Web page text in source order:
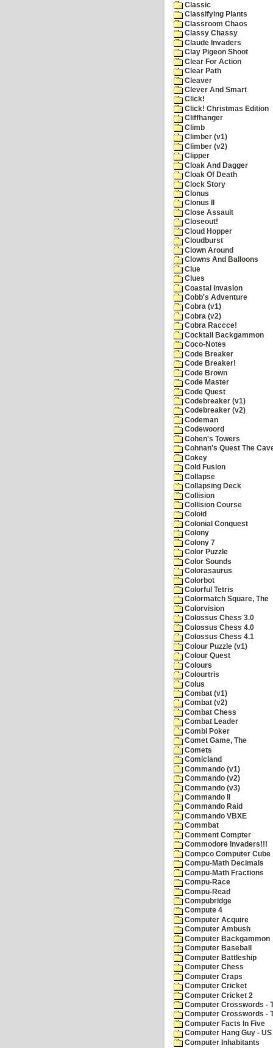
Classic
Classifying Plants
Classroom Chaos
Classy Chassy
Claude Invaders
Clay Pigeon Shoot
Clear For Action
Clear Path
Cleaver
Clever And Smart
Click!
Click! Christmas Edition
Cliffhanger
Climb
Climber (v1)
Climber (v2)
Clipper
Cloak And Dagger
Cloak Of Death
Clock Story
Clonus
Clonus II
Close Assault
Closeout!
Cloud Hopper
Cloudburst
Clown Around
Clowns And Balloons
Clue
Clues
Coastal Invasion
Cobb's Adventure
Cobra (v1)
Cobra (v2)
Cobra Raccce!
Cocktail Backgammon
Coco-Notes
Code Breaker
Code Breaker!
Code Brown
Code Master
Code Quest
Codebreaker (v1)
Codebreaker (v2)
Codeman
Codewoord
Cohen's Towers
Cohnan's Quest The
Cokey
Cold Fusion
Collapse
Collapsing Deck
Collision
Collision Course
Coloid
Colonial Conquest
Colony
Colony 7
Color Puzzle
Color Sounds
Colorasaurus
Colorbot
Colorful Tetris
Colormatch Square, The
Colorvision
Colossus Chess 3.0
Colossus Chess 4.0
Colossus Chess 4.1
Colour Puzzle (v1)
Colour Quest
Colours
Colourtris
Colus
Combat (v1)
Combat (v2)
Combat Chess
Combat Leader
Combi Poker
Comet Game, The
Comets
Comicland
Commando (v1)
Commando (v2)
Commando (v3)
Commando II
Commando Raid
Commando VBXE
Commbat
Comment Compter
Commodore Invaders!!!
Compco Computer Cube
Compu-Math Decimals
Compu-Math Fractions
Compu-Race
Compu-Read
Compubridge
Compute 4
Computer Acquire
Computer Ambush
Computer Backgammon
Computer Baseball
Computer Battleship
Computer Chess
Computer Craps
Computer Cricket
Computer Cricket 2
Computer Crosswords -
Computer Crosswords -
Computer Facts In Five
Computer Hang Guy -
Computer Inhabitants